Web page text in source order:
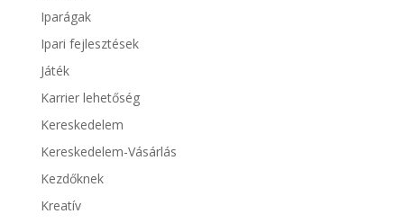
Iparágak
Ipari fejlesztések
Játék
Karrier lehetőség
Kereskedelem
Kereskedelem-Vásárlás
Kezdőknek
Kreatív